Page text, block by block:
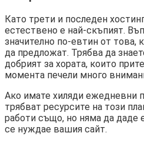
Като трети и последен
естествено е най-скъпият.
значително по-евтин от това,
да предложат. Трябва да
добрият за хората, които
момента печели много
Ако имате хиляди ежедневни
трябват ресурсите на този
работи също, но няма да даде
се нуждае вашия сайт.